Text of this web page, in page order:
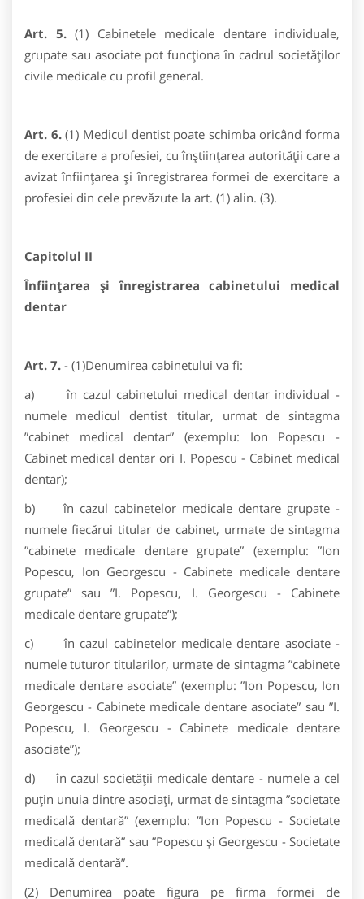
Art. 5. (1) Cabinetele medicale dentare individuale,
grupate sau asociate pot funcţiona în cadrul societăţilor
civile medicale cu profil general.
Art. 6.(1) Medicul dentist poate schimba oricând forma
de exercitare a profesiei, cu înştiinţarea autorităţii care a
avizat înfiinţarea şi înregistrarea formei de exercitare a
profesiei din cele prevăzute la art. (1) alin. (3).
Capitolul II
Înfiinţarea şi înregistrarea cabinetului medical
dentar
Art. 7. - (1)Denumirea cabinetului va fi:
a) în cazul cabinetului medical dentar individual -
numele medicul dentist titular, urmat de sintagma
”cabinet medical dentar” (exemplu: Ion Popescu -
Cabinet medical dentar ori I. Popescu - Cabinet medical
dentar);
b) în cazul cabinetelor medicale dentare grupate -
numele fiecărui titular de cabinet, urmate de sintagma
”cabinete medicale dentare grupate” (exemplu: ”Ion
Popescu, Ion Georgescu - Cabinete medicale dentare
grupate” sau ”I. Popescu, I. Georgescu - Cabinete
medicale dentare grupate”);
c) în cazul cabinetelor medicale dentare asociate -
numele tuturor titularilor, urmate de sintagma ”cabinete
medicale dentare asociate” (exemplu: ”Ion Popescu, Ion
Georgescu - Cabinete medicale dentare asociate” sau ”I.
Popescu, I. Georgescu - Cabinete medicale dentare
asociate”);
d) în cazul societății medicale dentare - numele a cel
puţin unuia dintre asociaţi, urmat de sintagma ”societate
medicală dentară” (exemplu: ”Ion Popescu - Societate
medicală dentară” sau ”Popescu și Georgescu - Societate
medicală dentară”.
(2) Denumirea poate figura pe firma formei de